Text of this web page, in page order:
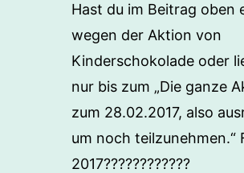
Hast du im Beitrag oben
wegen der Aktion von
Kinderschokolade oder
nur bis zum „Die ganze
zum 28.02.2017, also
um noch teilzunehmen.“
2017????????????